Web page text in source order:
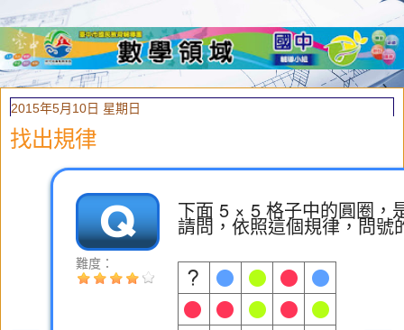
2015年5月10日 星期日
找出規律
難度：
下面 5 × 5 格子中的圓圈，
請問，依照這個規律，問號